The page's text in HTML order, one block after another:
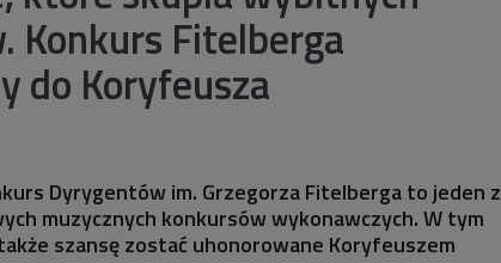
Konkurs Fitelberga
do Koryfeusza
Dyrygentów im. Grzegorza Fitelberga to jeden z
muzycznych konkursów wykonawczych. W tym
szansę zostać uhonorowane Koryfeuszem